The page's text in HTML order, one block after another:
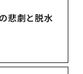
悲劇と脱水